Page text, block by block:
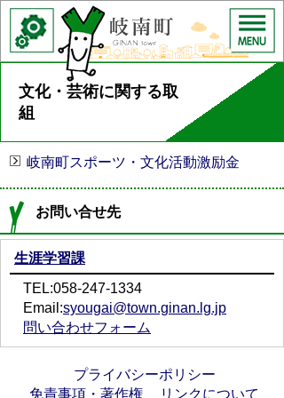
文化・芸術に関する取
組
岐南町スポーツ・文化活動激励金
お問い合せ先
生涯学習課
TEL:058-247-1334
Email:syougai@town.ginan.lg.jp
問い合わせフォーム
プライバシーポリシー
免責事項・著作権
リンクについて